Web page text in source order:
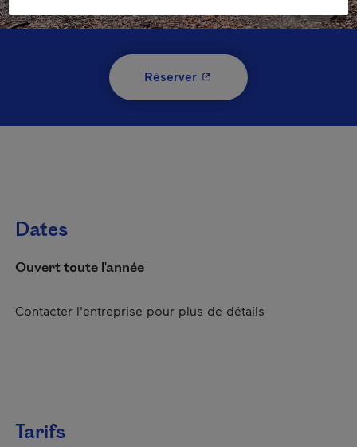
Réserver- Cet hyperlien s'ouvrira
Dates
Ouvert toute l'année
Contacter l'entreprise pour plus de détails
Tarifs